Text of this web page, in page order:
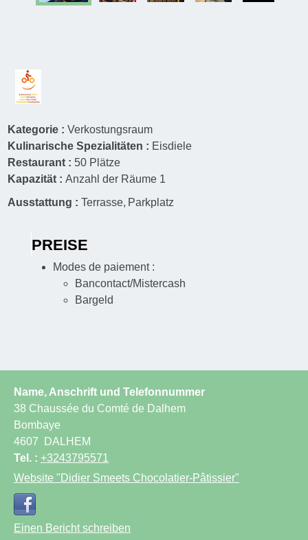
Kategorie :Verkostungsraum
Kulinarische Spezialitäten : Eisdiele
Restaurant : 50 Plätze
Kapazität :Anzahl der Räume 1
Ausstattung :Terrasse Parkplatz
PREISE
Modes de paiement :
Bancontact/Mistercash
Bargeld
Name, Anschrift und Telefonnummer
38 Chaussée du Comté de Dalhem
Bombaye
4607
DALHEM
Tel. : +3243795571
Website "Didier Smeets Chocolatier-Pâtissier"
Einen Bericht schreiben